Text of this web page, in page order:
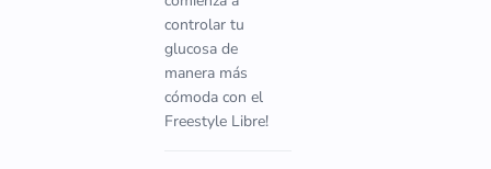
controlar tu
glucosa de
manera más
cómoda con el
Freestyle Libre!